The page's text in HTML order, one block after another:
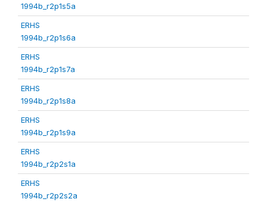
1994b_r2p1s5a
ERHS
1994b_r2p1s6a
ERHS
1994b_r2p1s7a
ERHS
1994b_r2p1s8a
ERHS
1994b_r2p1s9a
ERHS
1994b_r2p2s1a
ERHS
1994b_r2p2s2a